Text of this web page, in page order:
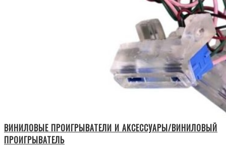
ВИНИЛОВЫЕ ПРОИГРЫВАТЕЛИ И АКСЕССУАРЫ/ВИНИЛОВЫЙ
ПРОИГРЫВАТЕЛЬ